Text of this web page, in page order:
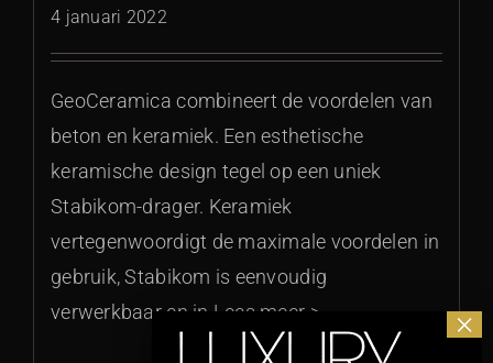
4 januari 2022
GeoCeramica combineert de voordelen van
beton en keramiek. Een esthetische
keramische design tegel op een uniek
Stabikom-drager. Keramiek
vertegenwoordigt de maximale voordelen in
gebruik, Stabikom is eenvoudig
verwerkbaar en in Lees meer >